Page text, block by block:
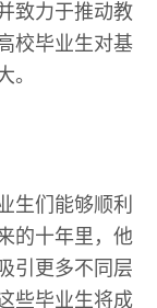
致力于推动教
校毕业生对基
。
生们能够顺利
的十年里，他
引更多不同层
些毕业生将成